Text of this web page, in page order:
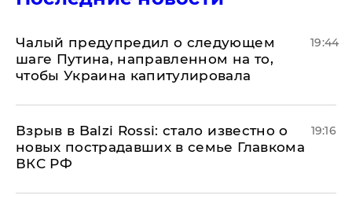
Чалый предупредил о следующем
шаге Путина, направленном на то,
чтобы Украина капитулировала
19:44
Взрыв в Balzi Rossi: стало известно о
новых пострадавших в семье Главкома
ВКС РФ
19:16